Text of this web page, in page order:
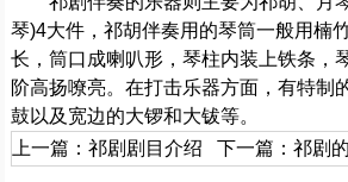
琴)4大件，祁胡伴奏用的琴筒一般用楠
长，筒口成喇叭形，琴柱内装上铁条，
阶高扬嘹亮。在打击乐器方面，有特制
鼓以及宽边的大锣和大钹等。
上一篇：祁剧剧目介绍 下一篇：祁剧